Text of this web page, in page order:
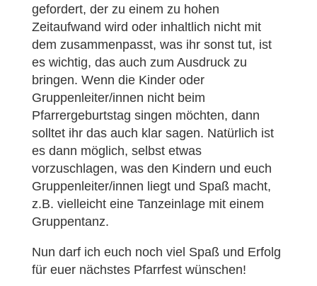
gefordert, der zu einem zu hohen
Zeitaufwand wird oder inhaltlich nicht mit
dem zusammenpasst, was ihr sonst tut, ist
es wichtig, das auch zum Ausdruck zu
bringen. Wenn die Kinder oder
Gruppenleiter/innen nicht beim
Pfarrergeburtstag singen möchten, dann
solltet ihr das auch klar sagen. Natürlich ist
es dann möglich, selbst etwas
vorzuschlagen, was den Kindern und euch
Gruppenleiter/innen liegt und Spaß macht,
z.B. vielleicht eine Tanzeinlage mit einem
Gruppentanz.
Nun darf ich euch noch viel Spaß und Erfolg
für euer nächstes Pfarrfest wünschen!